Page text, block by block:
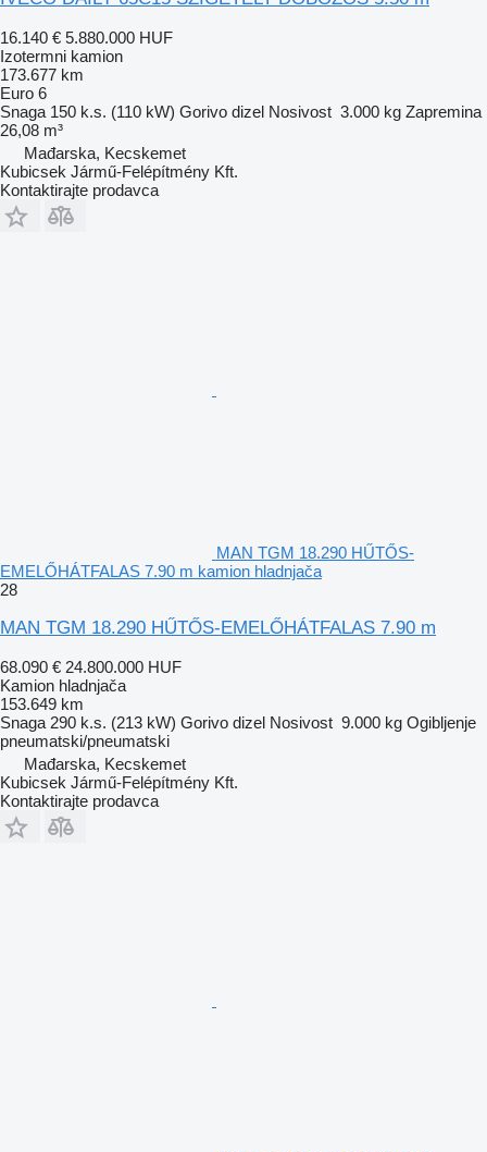
16.140 € 5.880.000 HUF
Izotermni kamion
173.677 km
Euro 6
Snaga 150 k.s. (110 kW) Gorivo dizel Nosivost 3.000 kg Zapremina
26,08 m³
Mađarska, Kecskemet
Kubicsek Jármű-Felépítmény Kft.
Kontaktirajte prodavca
MAN TGM 18.290 HŰTŐS-
EMELŐHÁTFALAS 7.90 m kamion hladnjača
28
MAN TGM 18.290 HŰTŐS-EMELŐHÁTFALAS 7.90 m
68.090 € 24.800.000 HUF
Kamion hladnjača
153.649 km
Snaga 290 k.s. (213 kW) Gorivo dizel Nosivost 9.000 kg Ogibljenje
pneumatski/pneumatski
Mađarska, Kecskemet
Kubicsek Jármű-Felépítmény Kft.
Kontaktirajte prodavca